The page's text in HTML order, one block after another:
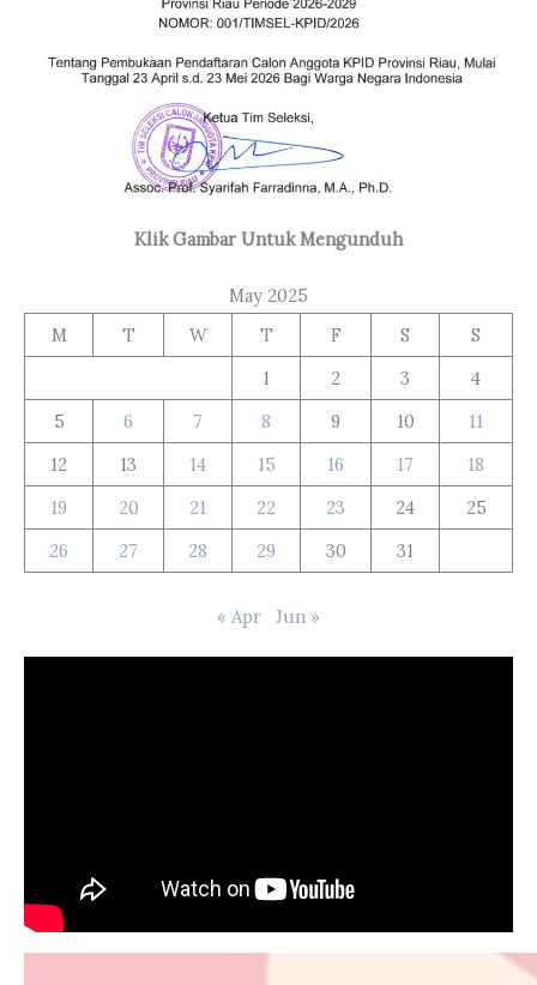
Klik Gambar Untuk Mengunduh
May 2025
M
T W T F S
S
1
2 3
4
5
6 7 8 9 10
11
12
13 14 15 16 17
18
19
20 21 22 23 24
25
26
27 28 29 30 31
« Apr Jun »